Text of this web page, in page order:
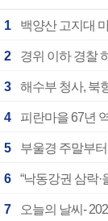
1 백양산 고지대
2 경위 이하 경찰
3 해수부 청사, 북
4 피란마을 67년
5 부울경 주말부
6 “낙동강권 삼락
7 오늘의 날씨-